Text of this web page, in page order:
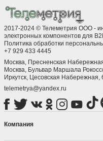
Светодиодные ленты
дизайне, декоре помещений,
наружной рекламе,
областях, где требуется
Преимущества
Светодиодные ленты
долговечностью,
возможностью
устанавливаемыми, гибкими
создания уникальных
2017-2024 © Телеметрия ООО -
электронных компонентов для
Политика обработки
+7 929 433 4445
Москва, Пресненская
Москва, ​Бульвар Маршала
Иркутск, ​Цесовская Набережная,
telemetrya@yandex.ru
Компания